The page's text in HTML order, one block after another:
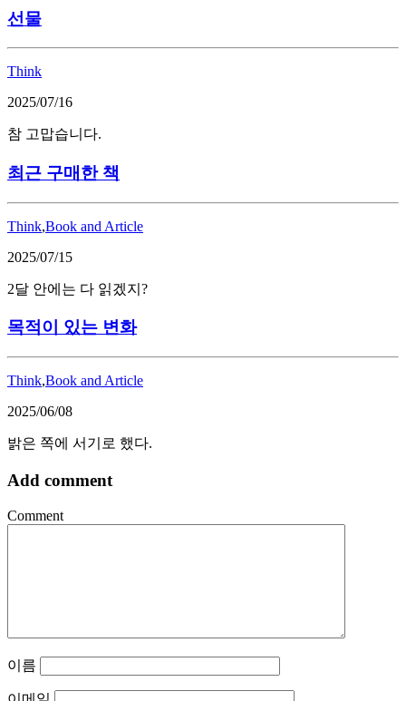
선물
Think
2025/07/16
참 고맙습니다.
최근 구매한 책
Think,Book and Article
2025/07/15
2달 안에는 다 읽겠지?
목적이 있는 변화
Think,Book and Article
2025/06/08
밝은 쪽에 서기로 했다.
Add comment
Comment
이름